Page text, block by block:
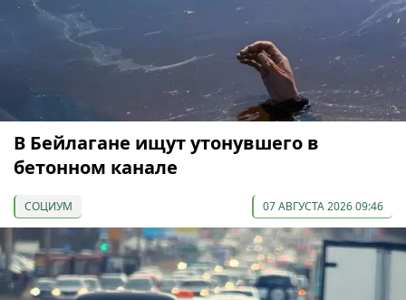
В Бейлагане ищут утонувшего в
бетонном канале
СОЦИУМ 07 АВГУСТА 2026 09:46